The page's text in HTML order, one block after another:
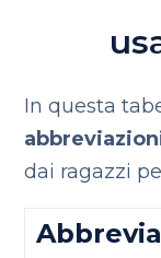
In questa
dai ragazzi